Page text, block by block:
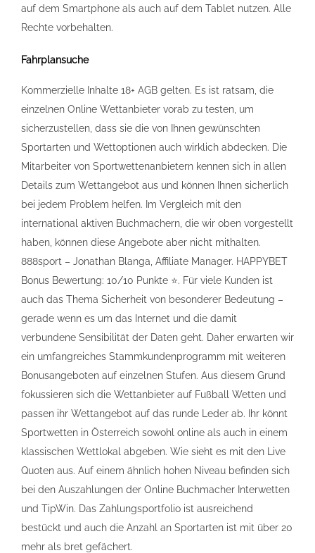
auf dem Smartphone als auch auf dem Tablet nutzen. Alle
Rechte vorbehalten.
Fahrplansuche
Kommerzielle Inhalte 18+ AGB gelten. Es ist ratsam, die
einzelnen Online Wettanbieter vorab zu testen, um
sicherzustellen, dass sie die von Ihnen gewünschten
Sportarten und Wettoptionen auch wirklich abdecken. Die
Mitarbeiter von Sportwettenanbietern kennen sich in allen
Details zum Wettangebot aus und können Ihnen sicherlich
bei jedem Problem helfen. Im Vergleich mit den
international aktiven Buchmachern, die wir oben vorgestellt
haben, können diese Angebote aber nicht mithalten.
888sport – Jonathan Blanga, Affiliate Manager. HAPPYBET
Bonus Bewertung: 10/10 Punkte ⭐️. Für viele Kunden ist
auch das Thema Sicherheit von besonderer Bedeutung –
gerade wenn es um das Internet und die damit
verbundene Sensibilität der Daten geht. Daher erwarten wir
ein umfangreiches Stammkundenprogramm mit weiteren
Bonusangeboten auf einzelnen Stufen. Aus diesem Grund
fokussieren sich die Wettanbieter auf Fußball Wetten und
passen ihr Wettangebot auf das runde Leder ab. Ihr könnt
Sportwetten in Österreich sowohl online als auch in einem
klassischen Wettlokal abgeben. Wie sieht es mit den Live
Quoten aus. Auf einem ähnlich hohen Niveau befinden sich
bei den Auszahlungen der Online Buchmacher Interwetten
und TipWin. Das Zahlungsportfolio ist ausreichend
bestückt und auch die Anzahl an Sportarten ist mit über 20
mehr als bret gefächert.